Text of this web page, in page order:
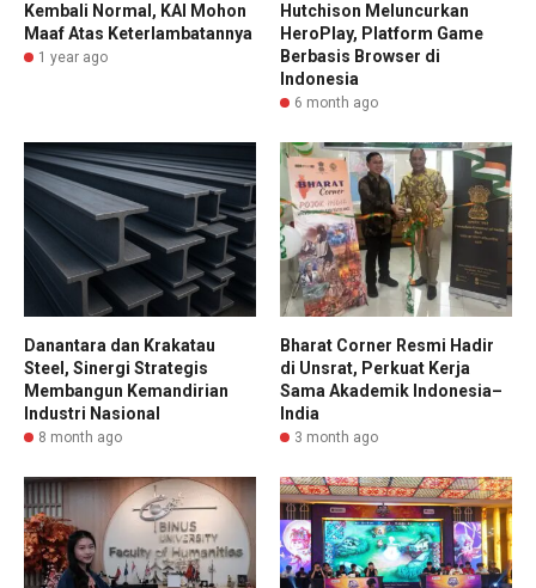
Kembali Normal, KAI Mohon
Maaf Atas Keterlambatannya
1 year ago
Hutchison Meluncurkan
HeroPlay, Platform Game
Berbasis Browser di
Indonesia
6 month ago
Danantara dan Krakatau
Steel, Sinergi Strategis
Membangun Kemandirian
Industri Nasional
8 month ago
Bharat Corner Resmi Hadir
di Unsrat, Perkuat Kerja
Sama Akademik Indonesia–
India
3 month ago